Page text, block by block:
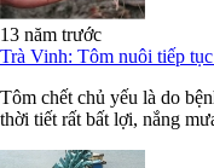
13 năm trước
Trà Vinh: Tôm nuôi tiếp
Tôm chết chủ yếu là do
thời tiết rất bất lợi, nắng